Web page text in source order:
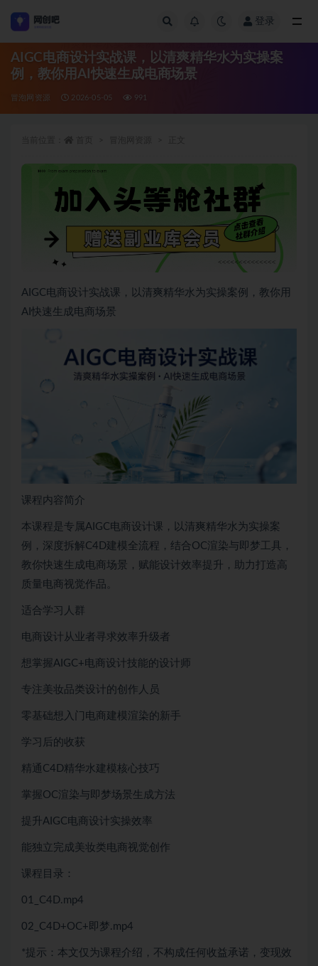
登录
AIGC电商设计实战课，以清爽精华水为实操案
例，教你用AI快速生成电商场景
冒泡网资源 2026-05-05 991
AIGC电商设计实战课，以清爽精华水为实操案例，教你用
AI快速生成电商场景
课程内容简介
本课程是专属AIGC电商设计课，以清爽精华水为实操案
例，深度拆解C4D建模全流程，结合OC渲染与即梦工具，
教你快速生成电商场景，赋能设计效率提升，助力打造高
质量电商视觉作品。
适合学习人群
电商设计从业者寻求效率升级者
想掌握AIGC+电商设计技能的设计师
专注美妆品类设计的创作人员
零基础想入门电商建模渲染的新手
学习后的收获
精通C4D精华水建模核心技巧
掌握OC渲染与即梦场景生成方法
提升AIGC电商设计实操效率
能独立完成美妆类电商视觉创作
课程目录：
01_C4D.mp4
02_C4D+OC+即梦.mp4
*提示：本文仅为课程介绍，不构成任何收益承诺，变现效